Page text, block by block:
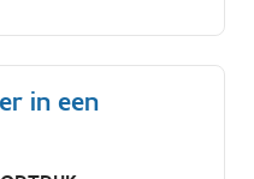
in een